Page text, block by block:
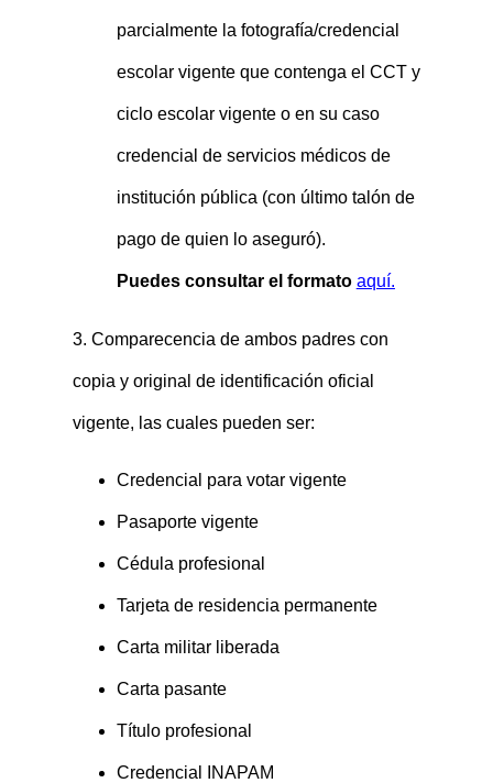
parcialmente la fotografía/credencial
escolar vigente que contenga el CCT y
ciclo escolar vigente o en su caso
credencial de servicios médicos de
institución pública (con último talón de
pago de quien lo aseguró).
Puedes consultar el formato aquí.
3. Comparecencia de ambos padres con
copia y original de identificación oficial
vigente, las cuales pueden ser:
Credencial para votar vigente
Pasaporte vigente
Cédula profesional
Tarjeta de residencia permanente
Carta militar liberada
Carta pasante
Título profesional
Credencial INAPAM